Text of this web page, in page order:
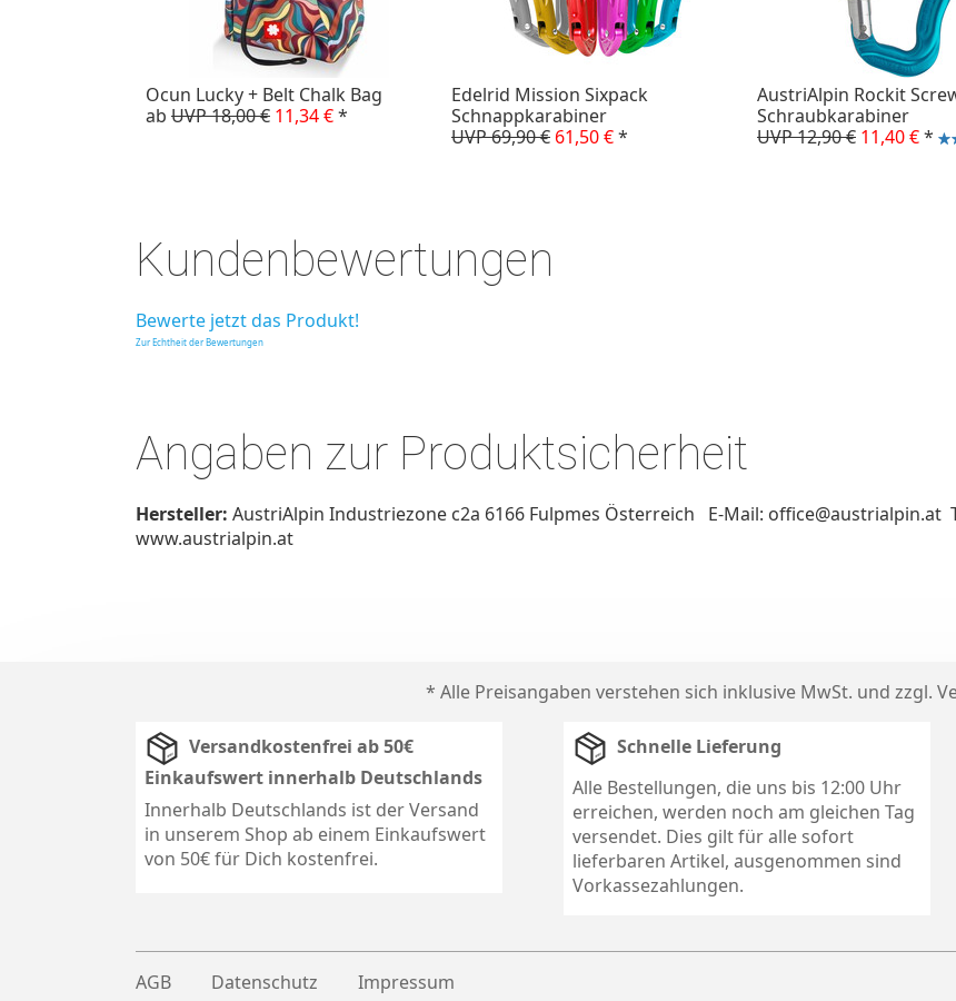
Ocun Lucky + Belt Chalk Bag
ab UVP 18,00 € 11,34 €*
Edelrid Mission Sixpack
Schnappkarabiner
UVP 69,90 € 61,50 €*
AustriAlpin Rockit
Schraubkarabiner
UVP 12,90 € 11,40 €*
Kundenbewertungen
Bewerte jetzt das Produkt!
Zur Echtheit der Bewertungen
Angaben zur Produktsicherheit
Hersteller: AustriAlpin Industriezone c2a 6166 Fulpmes Österreich E-Mail: office@austrialpin.at
www.austrialpin.at
* Alle Preisangaben verstehen sich inklusive MwSt. und zzgl.
Versandkostenfrei ab 50€
Einkaufswert innerhalb Deutschlands
Innerhalb Deutschlands ist der Versand
in unserem Shop ab einem Einkaufswert
von 50€ für Dich kostenfrei.
Schnelle Lieferung
Alle Bestellungen, die uns bis 12:00 Uhr
erreichen, werden noch am gleichen Tag
versendet. Dies gilt für alle sofort
lieferbaren Artikel, ausgenommen sind
Vorkassezahlungen.
AGB Datenschutz Impressum